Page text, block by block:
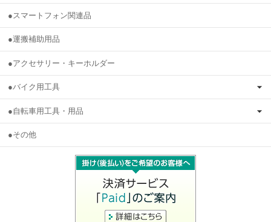
●スマートフォン関連品
●運搬補助用品
●アクセサリー・キーホルダー
●バイク用工具
●自転車用工具・用品
●その他